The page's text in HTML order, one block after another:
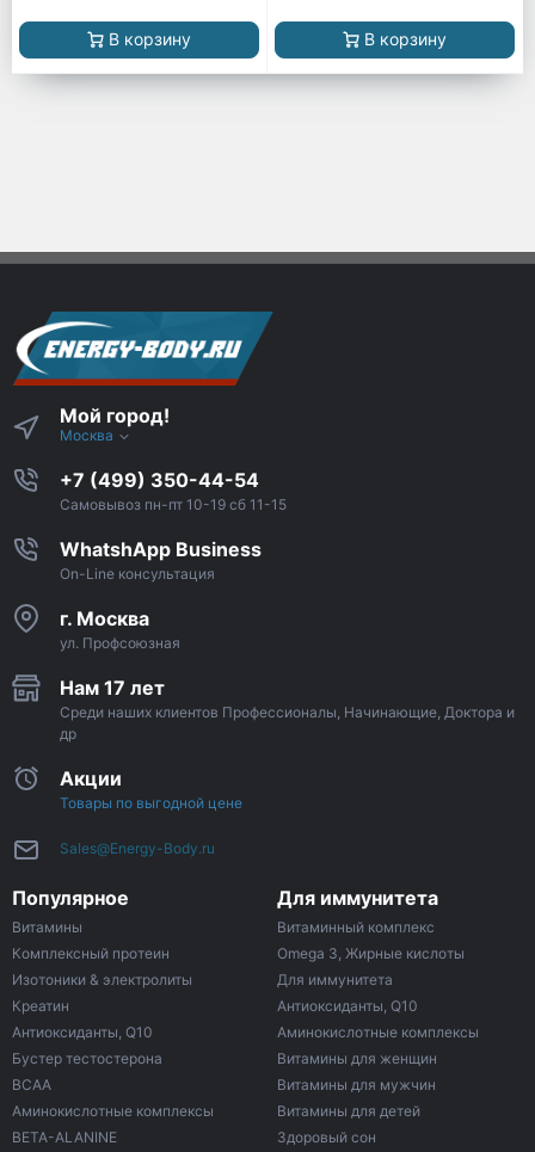
В корзину В корзину
Мой город!
Москва
+7 (499) 350-44-54
Самовывоз пн-пт 10-19 сб 11-15
WhatshApp Business
On-Line консультация
г. Москва
ул. Профсоюзная
Нам 17 лет
Среди наших клиентов Профессионалы, Начинающие, Доктора и
др
Акции
Товары по выгодной цене
Sales@Energy-Body.ru
Популярное
Витамины
Комплексный протеин
Изотоники & электролиты
Креатин
Антиоксиданты, Q10
Бустер тестостерона
ВСАА
Аминокислотные комплексы
BETA-ALANINE
Для иммунитета
Витаминный комплекс
Omega 3, Жирные кислоты
Для иммунитета
Антиоксиданты, Q10
Аминокислотные комплексы
Витамины для женщин
Витамины для мужчин
Витамины для детей
Здоровый сон